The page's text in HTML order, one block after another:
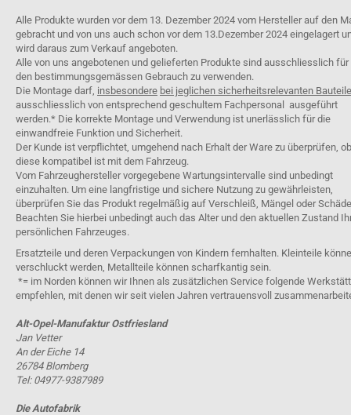
Alle Produkte wurden vor dem 13. Dezember 2024 vom Hersteller auf den
gebracht und von uns auch schon vor dem 13.Dezember 2024 eingelagert
wird daraus zum Verkauf angeboten.
Alle von uns angebotenen und gelieferten Produkte sind ausschliesslich für
den bestimmungsgemässen Gebrauch zu verwenden.
Die Montage darf, insbesondere bei jeglichen sicherheitsrelevanten
ausschliesslich von entsprechend geschultem Fachpersonal ausgeführt
werden.* Die korrekte Montage und Verwendung ist unerlässlich für die
einwandfreie Funktion und Sicherheit.
Der Kunde ist verpflichtet, umgehend nach Erhalt der Ware zu überprüfen, ob
diese kompatibel ist mit dem Fahrzeug.
Vom Fahrzeughersteller vorgegebene Wartungsintervalle sind unbedingt
einzuhalten. Um eine langfristige und sichere Nutzung zu gewährleisten,
überprüfen Sie das Produkt regelmäßig auf Verschleiß, Mängel oder
Beachten Sie hierbei unbedingt auch das Alter und den aktuellen Zustand
persönlichen Fahrzeuges.
Ersatzteile und deren Verpackungen von Kindern fernhalten. Kleinteile
verschluckt werden, Metallteile können scharfkantig sein.
*= im Norden können wir Ihnen als zusätzlichen Service folgende
empfehlen, mit denen wir seit vielen Jahren vertrauensvoll
Alt-Opel-Manufaktur Ostfriesland
Jan Vetter
An der Eiche 14
26784 Blomberg
Tel: 04977-9387989
Die Autofabrik